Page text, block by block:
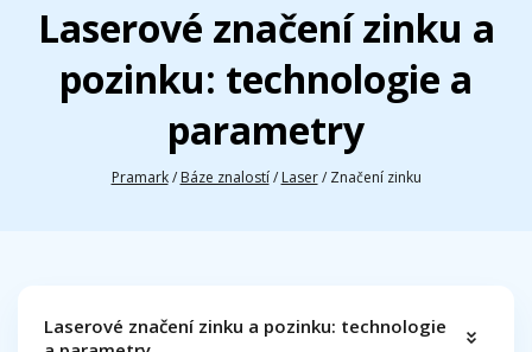
Laserové značení zinku a
pozinku: technologie a
parametry
Pramark / Báze znalostí / Laser / Značení zinku
Laserové značení zinku a pozinku: technologie